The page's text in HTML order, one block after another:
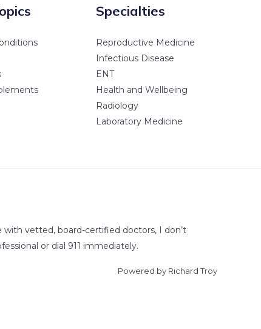
Specialties
Reproductive Medicine
Infectious Disease
ENT
Health and Wellbeing
Radiology
Laboratory Medicine
vetted, board-certified doctors, I don’t
or dial 911 immediately.
Powered by Richard Troy